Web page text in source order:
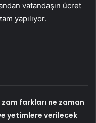
vatandaşın ücret
yapılıyor.
farkları ne zaman
yetimlere verilecek